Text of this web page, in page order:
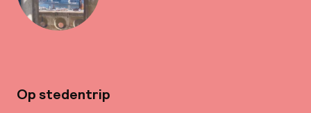
Op stedentrip